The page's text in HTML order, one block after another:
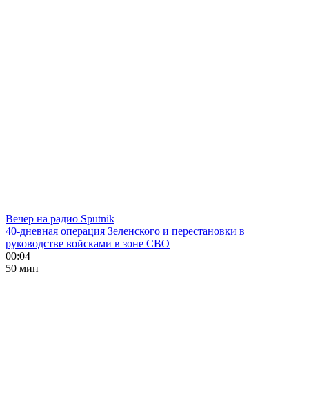
Вечер на радио Sputnik
40-дневная операция Зеленского и перестановки в
руководстве войсками в зоне СВО
00:04
50 мин